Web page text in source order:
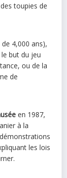
toupies de
4,000 ans),
but du jeu
ou de la
de
en 1987,
à la
les lois